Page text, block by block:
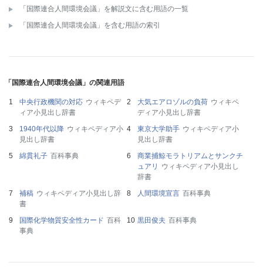
「国際連合人間環境会議」を解説文に含む用語の一覧
「国際連合人間環境会議」を含む用語の索引
「国際連合人間環境会議」の関連用語
中央行政機関の対応 ウィキペデ
ィア小見出し辞書
大気エアロゾルの負荷 ウィキペ
ディア小見出し辞書
1940年代以降 ウィキペディア小
見出し辞書
東京大学助手 ウィキペディア小
見出し辞書
綿貫礼子 百科事典
商業捕鯨モラトリアムとサンクチ
ュアリ
ウィキペディア小見出し
辞書
補稿 ウィキペディア小見出し辞
書
人間環境宣言 百科事典
国際化学物質安全性カード 百科
事典
黒田俊夫 百科事典